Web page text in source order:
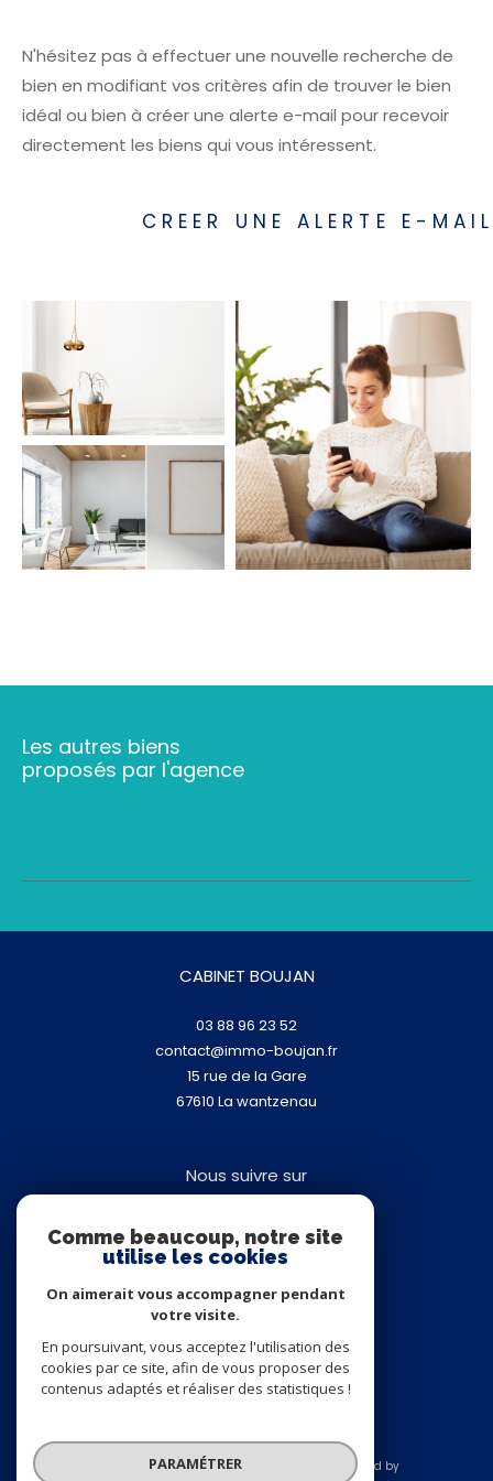
N'hésitez pas à effectuer une nouvelle recherche de
bien en modifiant vos critères afin de trouver le bien
idéal ou bien à créer une alerte e-mail pour recevoir
directement les biens qui vous intéressent.
CREER UNE ALERTE E-
Les autres biens
proposés par l'agence
CABINET BOUJAN
03 88 96 23 52
contact@immo-boujan.fr
15 rue de la Gare
67610 la wantzenau
Nous suivre sur
© 2026 | Tous droits réservés | Traduction powered by
Comme beaucoup, notre site
utilise les cookies
On aimerait vous accompagner pendant
votre visite.
En poursuivant, vous acceptez l'utilisation des
cookies par ce site, afin de vous proposer des
contenus adaptés et réaliser des statistiques !
PARAMÉTRER
Budget
Surface
AFFINER LES CRITÈRES
TERRASSE PARKING PISCINE
FILTRER PAR
NOUVEAUTÉS
RECHERCHER